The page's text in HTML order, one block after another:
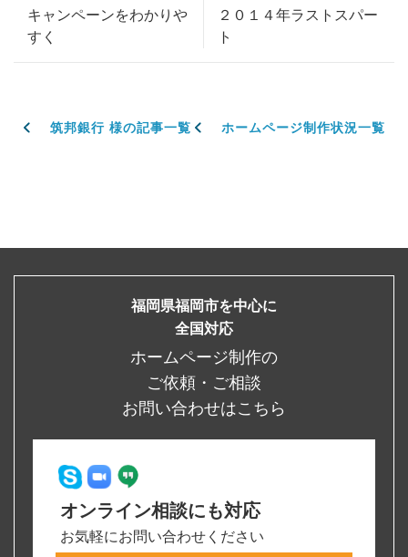
キャンペーンをわかりや
すく
２０１４年ラストスパー
ト
筑邦銀行 様の記事一覧 ホームページ制作状況一覧
福岡県福岡市を中心に
全国対応
ホームページ制作の
ご依頼・ご相談
お問い合わせはこちら
オンライン相談にも対応
お気軽にお問い合わせください